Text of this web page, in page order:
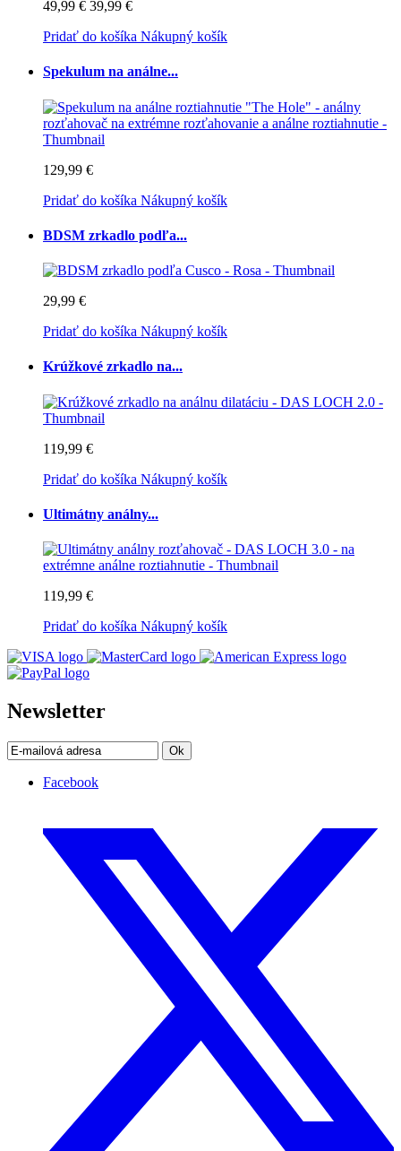
49,99 € 39,99 €
Pridať do košíka Nákupný košík
Spekulum na análne...
129,99 €
Pridať do košíka Nákupný košík
BDSM zrkadlo podľa...
29,99 €
Pridať do košíka Nákupný košík
Krúžkové zrkadlo na...
119,99 €
Pridať do košíka Nákupný košík
Ultimátny análny...
119,99 €
Pridať do košíka Nákupný košík
Newsletter
Ok
Facebook